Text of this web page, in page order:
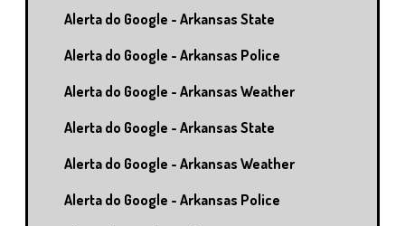
Alerta do Google - Arkansas State
Alerta do Google - Arkansas Police
Alerta do Google - Arkansas Weather
Alerta do Google - Arkansas State
Alerta do Google - Arkansas Weather
Alerta do Google - Arkansas Police